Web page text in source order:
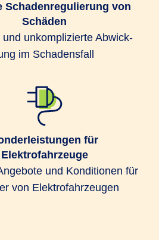
Schaden­regulierung von
Schäden
und unkompli­zierte Abwick­
im Schadens­fall
für
Elektrofahrzeuge
und Konditionen für
von Elektrofahrzeugen